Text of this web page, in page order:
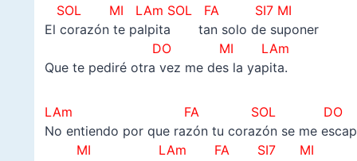
SOL MI LAm SOL FA SI7 MI
El corazón te palpita tan solo de suponer
DO MI LAm
Que te pediré otra vez me des la yapita.
LAm FA SOL DO
No entiendo por que razón tu corazón se me
MI LAm FA SI7 MI